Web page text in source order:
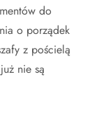
do
o porządek
z pościelą
nie są